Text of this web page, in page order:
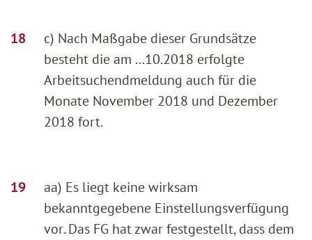
c) Nach Maßgabe dieser Grundsätze
besteht die am ...10.2018 erfolgte
Arbeitsuchendmeldung auch für die
Monate November 2018 und Dezember
2018 fort.
aa) Es liegt keine wirksam
bekanntgegebene Einstellungsverfügung
vor.Das FG hat zwar festgestellt, dass dem